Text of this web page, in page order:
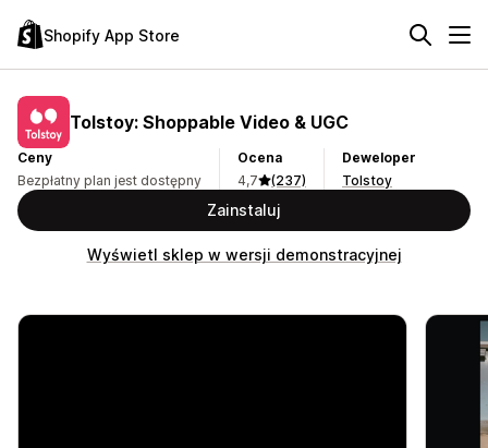
Shopify App Store
Tolstoy: Shoppable Video & UGC
Ceny
Bezpłatny plan jest dostępny
Ocena
4,7
(237)
Deweloper
Tolstoy
Zainstaluj
Wyświetl sklep w wersji demonstracyjnej